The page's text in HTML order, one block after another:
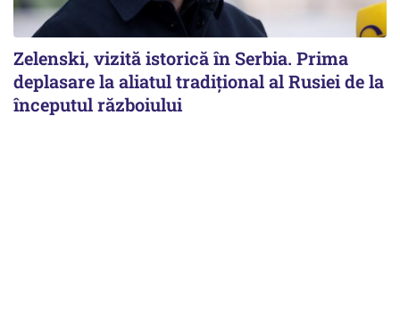
Zelenski, vizită istorică în Serbia. Prima
deplasare la aliatul tradițional al Rusiei de la
începutul războiului